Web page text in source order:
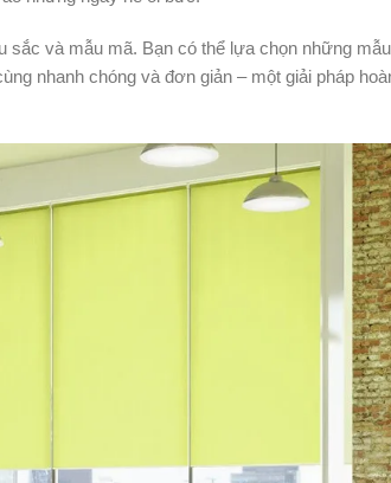
và mẫu mã. Bạn có thể lựa chọn những
nhanh chóng và đơn giản – một giải pháp